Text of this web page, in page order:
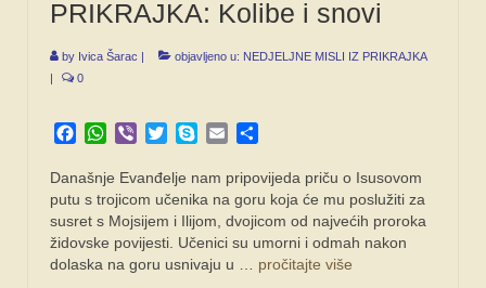
PRIKRAJKA: Kolibe i snovi
by Ivica Šarac | objavljeno u: NEDJELJNE MISLI IZ PRIKRAJKA
|
0
Facebook
WhatsApp
Viber TwitterSkypeEmail
Današnje Evanđelje nam pripovijeda priču o Isusovom
putu s trojicom učenika na goru koja će mu poslužiti za
susret s Mojsijem i Ilijom, dvojicom od najvećih proroka
židovske povijesti. Učenici su umorni i odmah nakon
dolaska na goru usnivaju u … pročitajte više